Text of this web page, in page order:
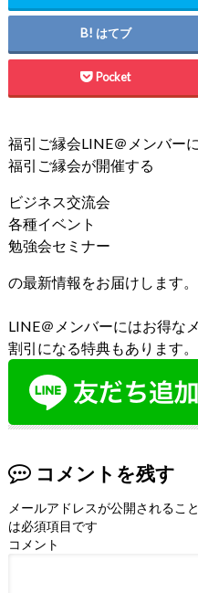
はてブ
Pocket
福引ご縁会LINE＠メンバー
福引ご縁会が開催する
ビジネス交流会
各種イベント
勉強会セミナー
の最新情報をお届けします。
LINE＠メンバーにはお得な
割引になる特典もあります。
コメントを残す
メールアドレスが公開されるこ
は必須項目です
コメント